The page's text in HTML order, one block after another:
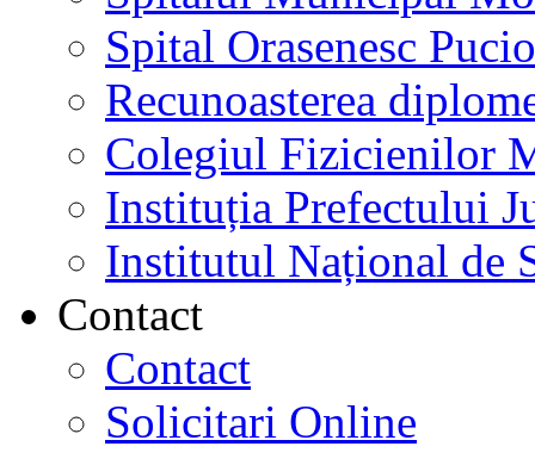
Spital Orasenesc
Recunoasterea
Colegiul Fizicienilor
Instituția Prefectului
Institutul Național de
Contact
Contact
Solicitari Online